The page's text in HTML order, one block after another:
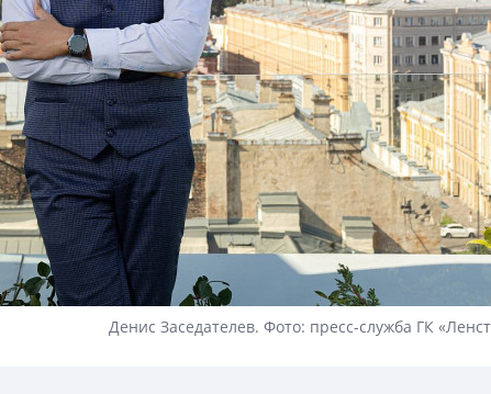
Денис Заседателев. Фото: пресс-служба ГК